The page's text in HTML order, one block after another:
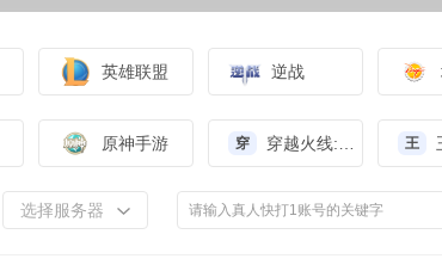
英雄联盟 逆战
原神手游 穿 王
选择服务器